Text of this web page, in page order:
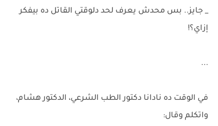
_ جايز.. بس محدش يعرف لحد دلوقتي القاتل ده بيفكر
إزاي؟!
...
في الوقت ده نادانا دكتور الطب الشرعي، الدكتور هشام،
واتكلم وقال: